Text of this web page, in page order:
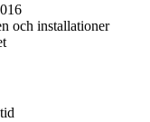
och installationer